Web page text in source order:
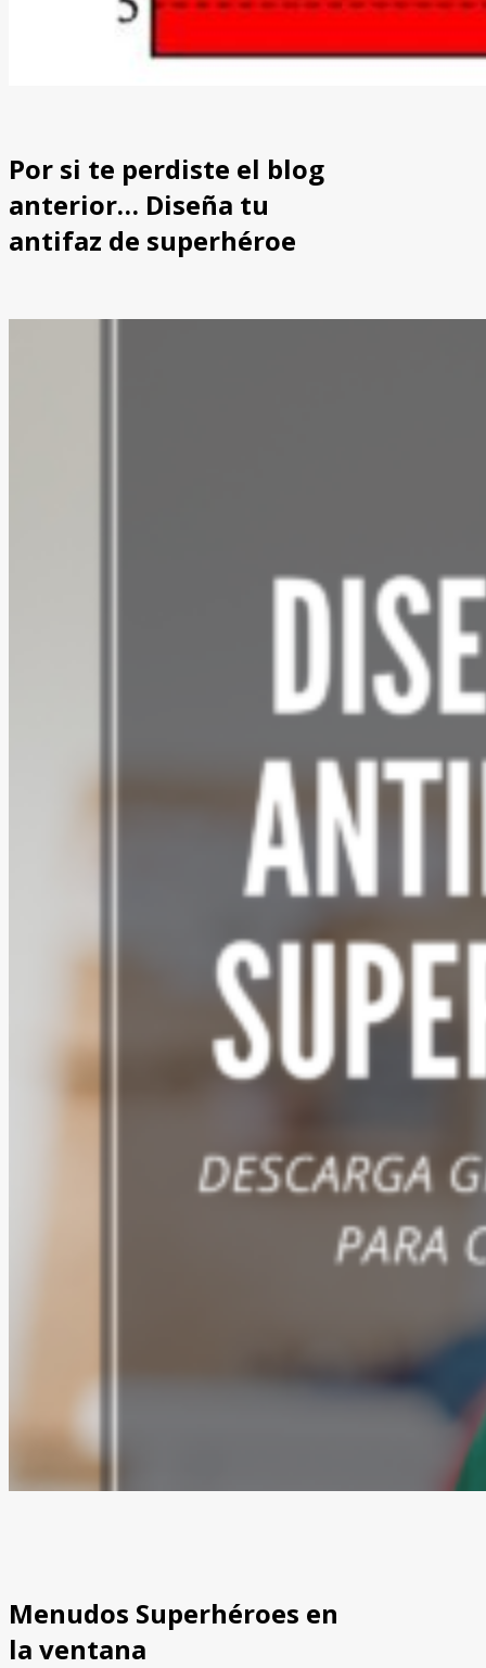
Por si te perdiste el blog
anterior… Diseña tu
antifaz de superhéroe
Menudos Superhéroes en
la ventana